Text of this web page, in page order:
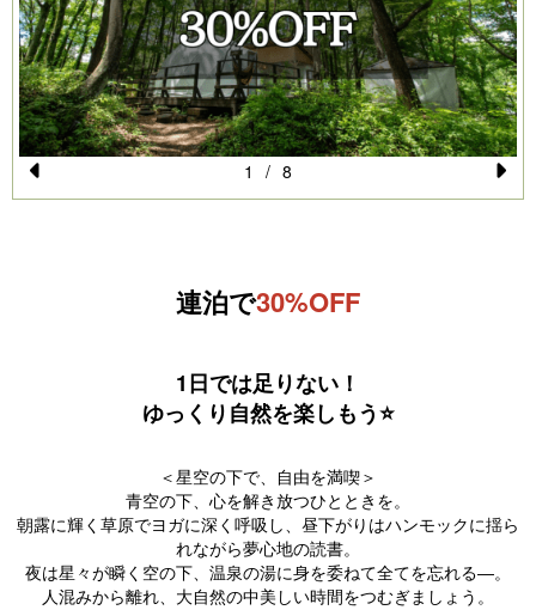
Pr
N
1 / 8
連泊で30%OFF
1日では足りない！
ゆっくり自然を楽しもう⭐️
＜星空の下で、自由を満喫＞
青空の下、心を解き放つひとときを。
朝露に輝く草原でヨガに深く呼吸し、昼下がりはハンモックに揺ら
れながら夢心地の読書。
夜は星々が瞬く空の下、温泉の湯に身を委ねて全てを忘れる―。
人混みから離れ、大自然の中美しい時間をつむぎましょう。